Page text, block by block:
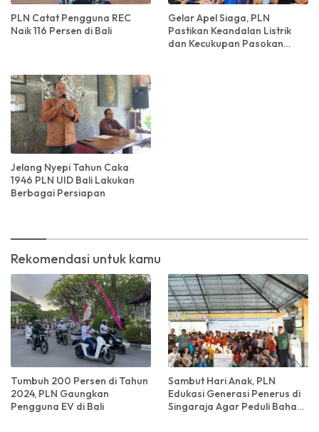
PLN Catat Pengguna REC
Naik 116 Persen di Bali
Gelar Apel Siaga, PLN
Pastikan Keandalan Listrik
dan Kecukupan Pasokan
Jelang Nyepi Tahun Caka
1946 PLN UID Bali Lakukan
Berbagai Persiapan
Rekomendasi untuk kamu
Tumbuh 200 Persen di Tahun
2024, PLN Gaungkan
Pengguna EV di Bali
Sambut Hari Anak, PLN
Edukasi Generasi Penerus di
Singaraja Agar Peduli Bahaya